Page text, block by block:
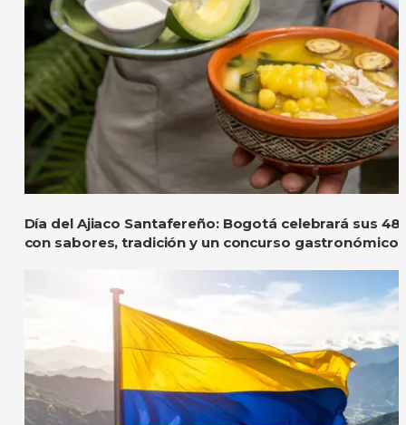
Día del Ajiaco Santafereño: Bogotá celebrará sus
con sabores, tradición y un concurso gastronómico